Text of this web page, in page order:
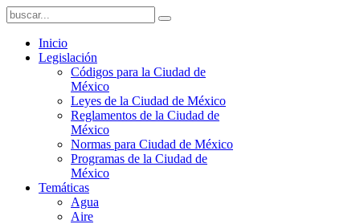
Inicio
Legislación
Códigos para la Ciudad de
México
Leyes de la Ciudad de México
Reglamentos de la Ciudad de
México
Normas para Ciudad de México
Programas de la Ciudad de
México
Temáticas
Agua
Aire